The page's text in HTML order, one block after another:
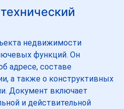
недвижимости
функций. Он
адресе, составе
а также о конструктивных
Документ включает
и действительной